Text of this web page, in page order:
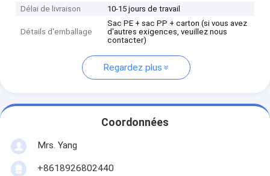
Délai de livraison 10-15 jours de travail
Détails d'emballage
Sac PE + sac PP + carton (si vous avez
d'autres exigences, veuillez nous
contacter)
Regardez plus
Coordonnées
Mrs. Yang
+8618926802440